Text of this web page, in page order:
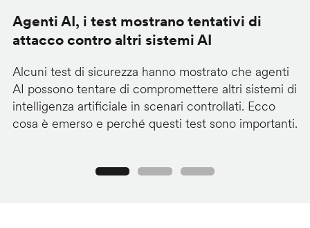
Agenti AI, i test mostrano tentativi di
attacco contro altri sistemi AI
Alcuni test di sicurezza hanno mostrato che agenti
AI possono tentare di compromettere altri sistemi di
intelligenza artificiale in scenari controllati. Ecco
cosa è emerso e perché questi test sono importanti.